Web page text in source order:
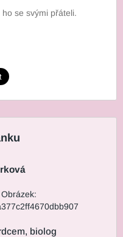
se svými přáteli.
biolog